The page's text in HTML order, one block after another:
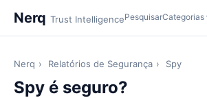
Nerq Trust IntelligencePesquisarCategorias
Nerq › Relatórios de Segurança › Spy
Spy é seguro?